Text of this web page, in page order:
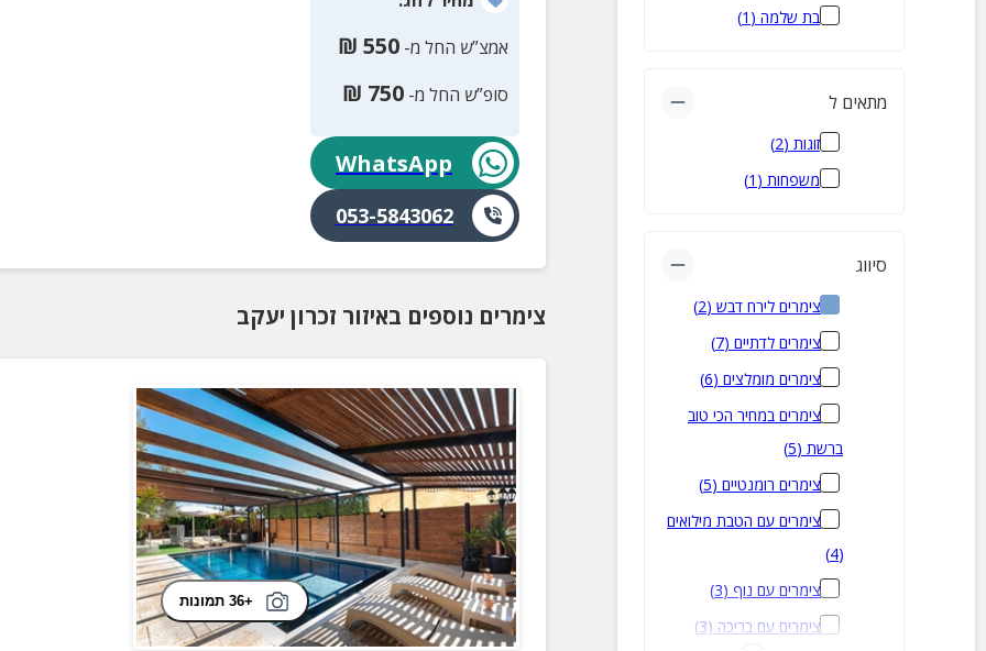
בת שלמה (
1
)
מתאים ל
זוגות (
2
)
משפחות (
1
)
סיווג
צימרים לירח דבש (
2
)
צימרים לדתיים (
7
)
צימרים מומלצים (
6
)
צימרים במחיר הכי טוב
ברשת (
5
)
צימרים רומנטיים (
5
)
צימרים עם הטבת מילואים
(
4
)
צימרים עם נוף (
3
)
צימרים עם בריכה (
3
)
אמצ”ש החל מ- 550
₪
סופ”ש החל מ- 750
₪
WhatsApp
053-5843062
צימרים נוספים באיזור זכרון יעקב
+36 תמונות